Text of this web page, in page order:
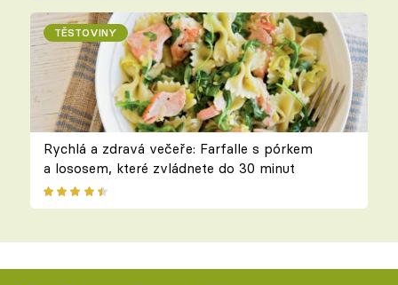
TĚSTOVINY
Rychlá a zdravá večeře: Farfalle s pórkem
a lososem, které zvládnete do 30 minut